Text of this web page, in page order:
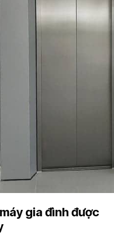
gia đình được